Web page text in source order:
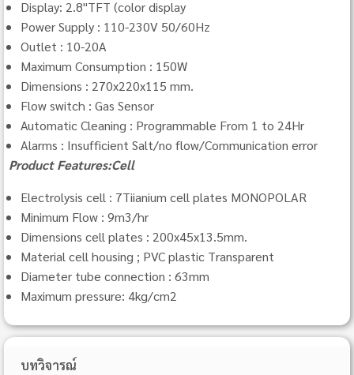
Display: 2.8"TFT (color display
Power Supply : 110-230V 50/60Hz
Outlet : 10-20A
Maximum Consumption : 150W
Dimensions : 270x220x115 mm.
Flow switch : Gas Sensor
Automatic Cleaning : Programmable From 1 to 24Hr
Alarms : Insufficient Salt/no flow/Communication error
Product Features:Cell
Electrolysis cell : 7Tiianium cell plates MONOPOLAR
Minimum Flow : 9m3/hr
Dimensions cell plates : 200x45x13.5mm.
Material cell housing ; PVC plastic Transparent
Diameter tube connection : 63mm
Maximum pressure: 4kg/cm2
บทวิจารณ์